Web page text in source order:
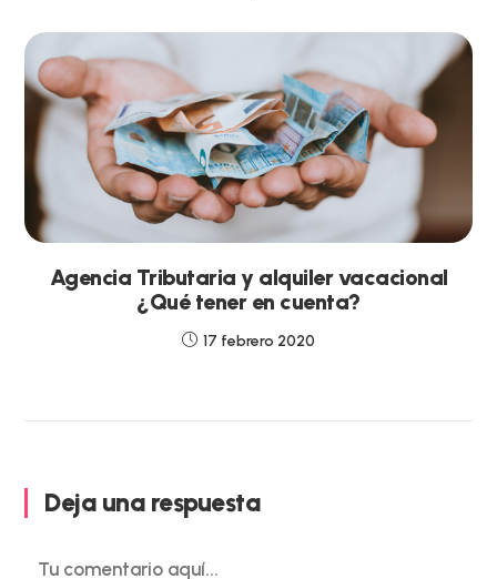
Agencia Tributaria y alquiler vacacional
¿Qué tener en cuenta?
17 febrero 2020
Deja una respuesta
Comentario